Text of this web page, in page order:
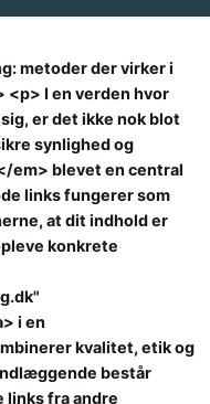
metoder der virker i
I en verden hvor
er det ikke nok blot
synlighed og
em> blevet en central
links fungerer som
at dit indhold er
konkrete
i en
kvalitet, etik og
består
links fra andre